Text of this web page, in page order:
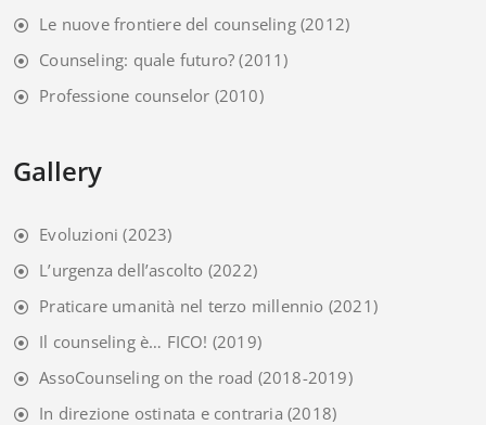
Le nuove frontiere del counseling(2012)
Counseling: quale futuro? (2011)
Professione counselor (2010)
Gallery
Evoluzioni (2023)
L’urgenza dell’ascolto (2022)
Praticare umanità nel terzo millennio (2021)
Il counseling è… FICO! (2019)
AssoCounseling on the road (2018-2019)
In direzione ostinata e contraria (2018)